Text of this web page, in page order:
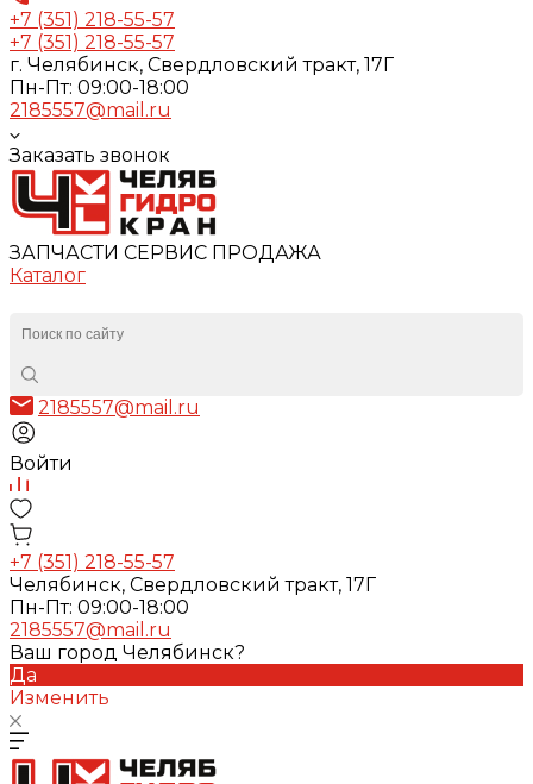
+7 (351) 218-55-57
+7 (351) 218-55-57
г. Челябинск, Свердловский тракт, 17Г
Пн-Пт: 09:00-18:00
2185557@mail.ru
Заказать звонок
ЗАПЧАСТИ СЕРВИС ПРОДАЖА
Каталог
2185557@mail.ru
Войти
+7 (351) 218-55-57
Челябинск, Свердловский тракт, 17Г
Пн-Пт: 09:00-18:00
2185557@mail.ru
Ваш город Челябинск?
Да
Изменить